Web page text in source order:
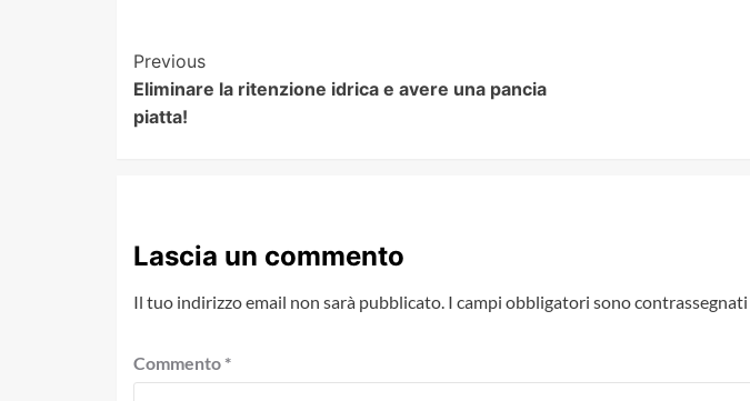
Post
Navigation
Previous
Eliminare la ritenzione idrica e avere una pancia
piatta!
Lascia un commento
Il tuo indirizzo email non sarà pubblicato. I campi obbligatori sono contrassegnati
Commento *